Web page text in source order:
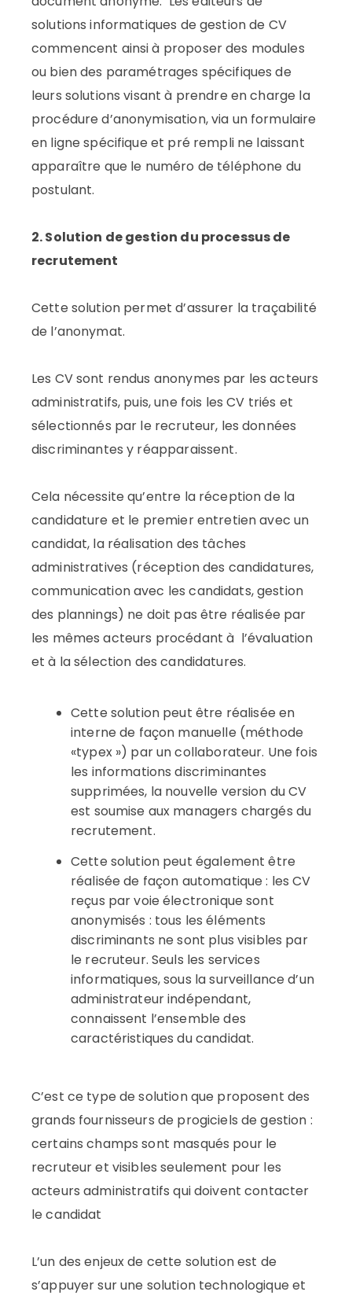
solutions informatiques de gestion de CV
commencent ainsi à proposer des modules
ou bien des paramétrages spécifiques de
leurs solutions visant à prendre en charge la
procédure d’anonymisation, via un formulaire
en ligne spécifique et pré rempli ne laissant
apparaître que le numéro de téléphone du
postulant.
2. Solution de gestion du processus de
recrutement
Cette solution permet d’assurer la traçabilité
de l’anonymat.
Les CV sont rendus anonymes par les acteurs
administratifs, puis, une fois les CV triés et
sélectionnés par le recruteur, les données
discriminantes y réapparaissent.
Cela nécessite qu’entre la réception de la
candidature et le premier entretien avec un
candidat, la réalisation des tâches
administratives (réception des candidatures,
communication avec les candidats, gestion
des plannings) ne doit pas être réalisée par
les mêmes acteurs procédant à l’évaluation
et à la sélection des candidatures.
Cette solution peut être réalisée en
interne de façon manuelle (méthode
«typex ») par un collaborateur. Une fois
les informations discriminantes
supprimées, la nouvelle version du CV
est soumise aux managers chargés du
recrutement.
Cette solution peut également être
réalisée de façon automatique : les CV
reçus par voie électronique sont
anonymisés : tous les éléments
discriminants ne sont plus visibles par
le recruteur. Seuls les services
informatiques, sous la surveillance d’un
administrateur indépendant,
connaissent l’ensemble des
caractéristiques du candidat.
C’est ce type de solution que proposent des
grands fournisseurs de progiciels de gestion :
certains champs sont masqués pour le
recruteur et visibles seulement pour les
acteurs administratifs qui doivent contacter
le candidat
L’un des enjeux de cette solution est de
s’appuyer sur une solution technologique et